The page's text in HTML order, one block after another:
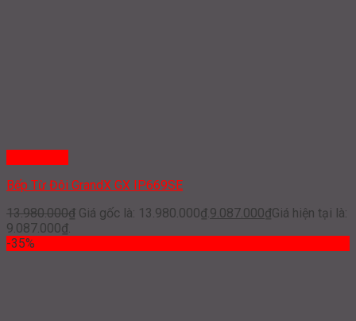
Bếp Từ Đôi GrandX GX IP669SE
13.980.000₫ Giá gốc là: 13.980.000₫.9.087.000₫Giá hiện tại là:
9.087.000₫.
-35%